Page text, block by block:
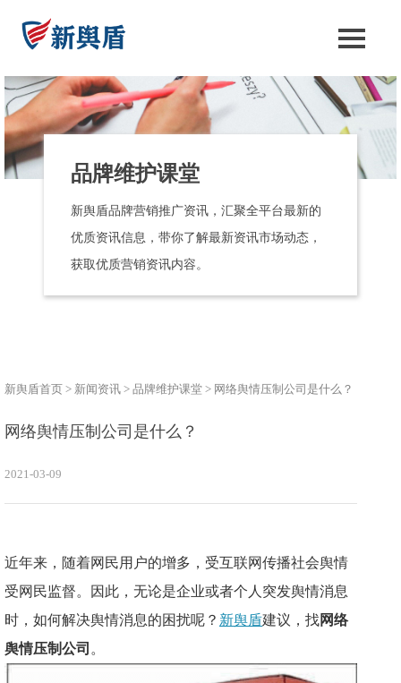
品牌维护课堂
新舆盾品牌营销推广资讯，汇聚全平台最新的
优质资讯信息，带你了解最新资讯市场动态，
获取优质营销资讯内容。
新舆盾首页 > 新闻资讯 > 品牌维护课堂 > 网络舆情压制公司是什么？
网络舆情压制公司是什么？
2021-03-09
近年来，随着网民用户的增多，受互联网传播社会舆情
受网民监督。因此，无论是企业或者个人突发舆情消息
时，如何解决舆情消息的困扰呢？ 新舆盾建议，找网络
舆情压制公司 。